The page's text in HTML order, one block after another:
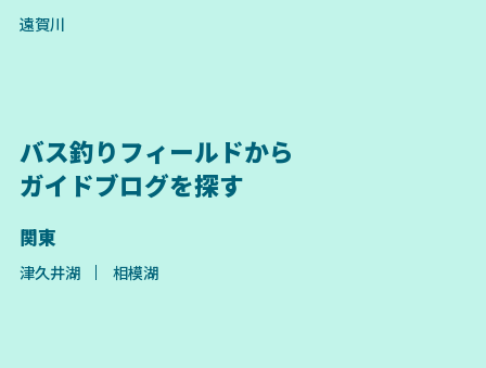
遠賀川
バス釣りフィールドから
ガイドブログを探す
関東
津久井湖 相模湖